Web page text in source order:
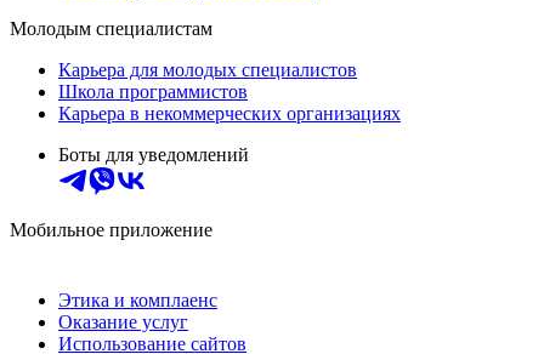
Молодым специалистам
Карьера для молодых специалистов
Школа программистов
Карьера в некоммерческих организациях
Боты для уведомлений
Мобильное приложение
Этика и комплаенс
Оказание услуг
Использование сайтов